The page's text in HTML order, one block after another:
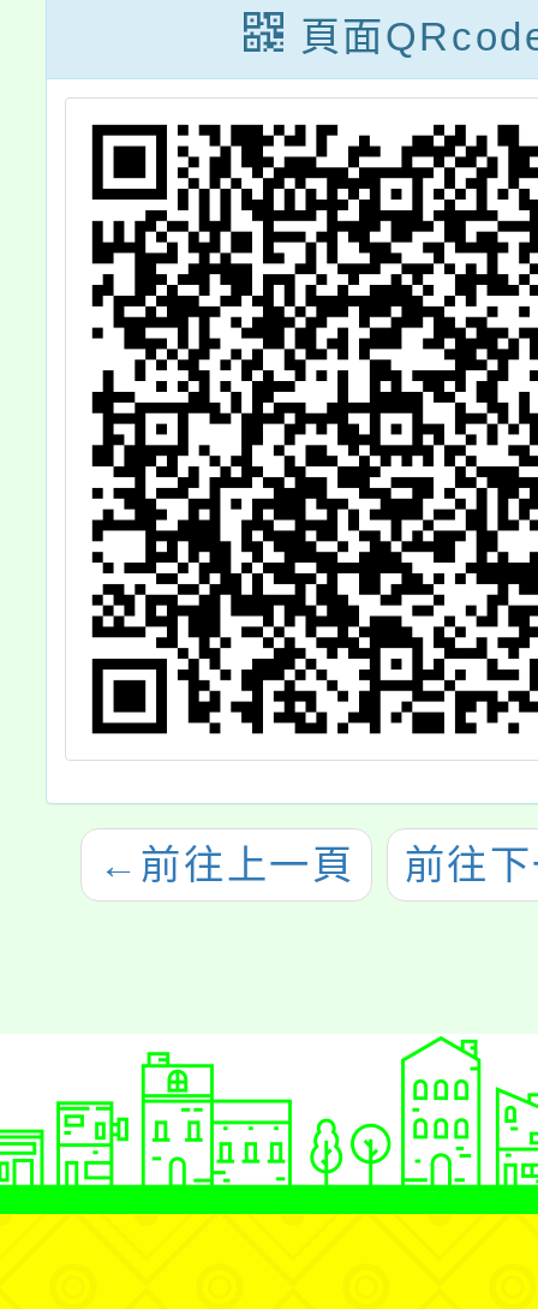
頁面
← 前往上一頁 前往